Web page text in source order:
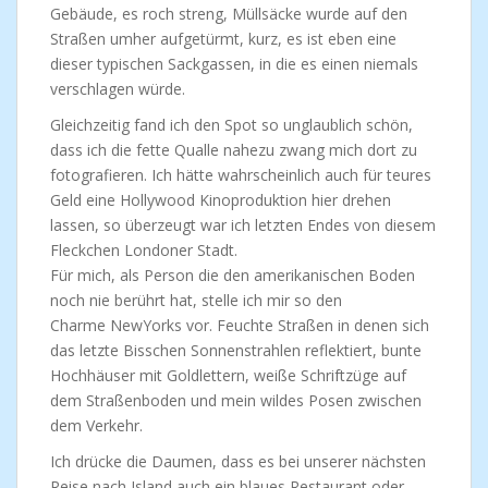
Gebäude, es roch streng, Müllsäcke wurde auf den
Straßen umher aufgetürmt, kurz, es ist eben eine
dieser typischen Sackgassen, in die es einen niemals
verschlagen würde.
Gleichzeitig fand ich den Spot so unglaublich schön,
dass ich die fette Qualle nahezu zwang mich dort zu
fotografieren. Ich hätte wahrscheinlich auch für teures
Geld eine Hollywood Kinoproduktion hier drehen
lassen, so überzeugt war ich letzten Endes von diesem
Fleckchen Londoner Stadt.
Für mich, als Person die den amerikanischen Boden
noch nie berührt hat, stelle ich mir so den
Charme NewYorks vor. Feuchte Straßen in denen sich
das letzte Bisschen Sonnenstrahlen reflektiert, bunte
Hochhäuser mit Goldlettern, weiße Schriftzüge auf
dem Straßenboden und mein wildes Posen zwischen
dem Verkehr.
Ich drücke die Daumen, dass es bei unserer nächsten